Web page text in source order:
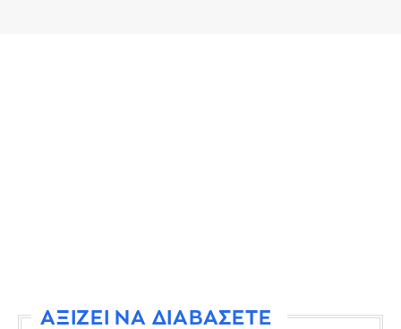
ΑΞΙΖΕΙ ΝΑ ΔΙΑΒΑΣΕΤΕ